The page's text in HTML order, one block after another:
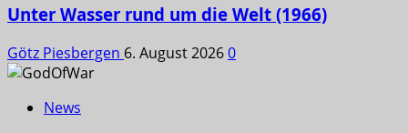
Unter Wasser rund um die Welt (1966)
Götz Piesbergen 6. August 20260
News